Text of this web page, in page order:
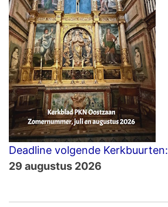
Deadline volgende Kerkbuurten:
29 augustus 2026